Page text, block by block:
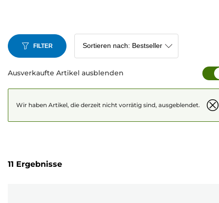
FILTER
Ausverkaufte Artikel ausblenden
Wir haben Artikel, die derzeit nicht vorrätig sind, ausgeblendet.
11 Ergebnisse